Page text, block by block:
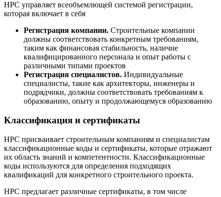
НРС управляет всеобъемлющей системой регистрации,
которая включает в себя
Регистрация компании. Строительные компании
должны соответствовать конкретным требованиям,
таким как финансовая стабильность, наличие
квалифицированного персонала и опыт работы с
различными типами проектов
Регистрация специалистов. Индивидуальные
специалисты, такие как архитекторы, инженеры и
подрядчики, должны соответствовать требованиям к
образованию, опыту и продолжающемуся образованию
Классификация и сертификаты
НРС присваивает строительным компаниям и специалистам
классификационные коды и сертификаты, которые отражают
их область знаний и компетентности. Классификационные
коды используются для определения подходящих
квалификаций для конкретного строительного проекта.
НРС предлагает различные сертификаты, в том числе